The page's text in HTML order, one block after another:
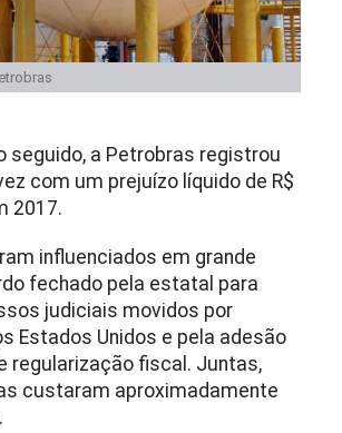
seguido, a Petrobras registrou
com um prejuízo líquido de R$
2017.
influenciados em grande
fechado pela estatal para
judiciais movidos por
Estados Unidos e pela adesão
regularização fiscal. Juntas,
custaram aproximadamente